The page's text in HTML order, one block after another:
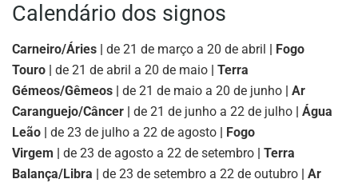
Calendário dos signos
Carneiro/Áries | de 21 de março a 20 de abril | Fogo
Touro | de 21 de abril a 20 de maio | Terra
Gémeos/Gêmeos | de 21 de maio a 20 de junho | Ar
Caranguejo/Câncer | de 21 de junho a 22 de julho | Água
Leão | de 23 de julho a 22 de agosto | Fogo
Virgem | de 23 de agosto a 22 de setembro | Terra
Balança/Libra | de 23 de setembro a 22 de outubro | Ar